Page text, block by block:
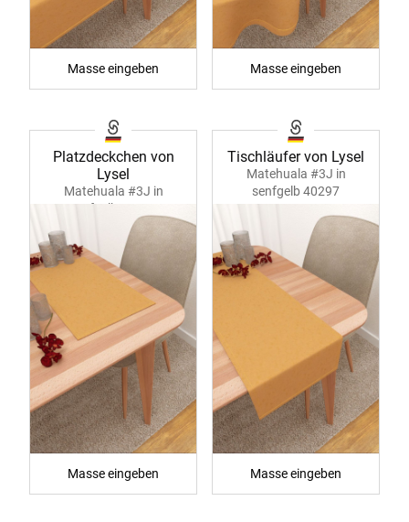
Masse eingeben Masse eingeben
Platzdeckchen von
Lysel
Matehuala #3J in
senfgelb 40296
Masse eingeben
Tischläufer von Lysel
Matehuala #3J in
senfgelb 40297
Masse eingeben